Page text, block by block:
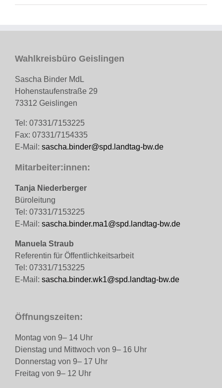
Wahlkreisbüro Geislingen
Sascha Binder MdL
Hohenstaufenstraße 29
73312 Geislingen
Tel: 07331/7153225
Fax: 07331/7154335
E-Mail: sascha.binder@spd.landtag-bw.de
Mitarbeiter:innen:
Tanja Niederberger
Büroleitung
Tel: 07331/7153225
E-Mail: sascha.binder.ma1@spd.landtag-bw.de
Manuela Straub
Referentin für Öffentlichkeitsarbeit
Tel: 07331/7153225
E-Mail: sascha.binder.wk1@spd.landtag-bw.de
Öffnungszeiten:
Montag von 9– 14 Uhr
Dienstag und Mittwoch von 9– 16 Uhr
Donnerstag von 9– 17 Uhr
Freitag von 9– 12 Uhr